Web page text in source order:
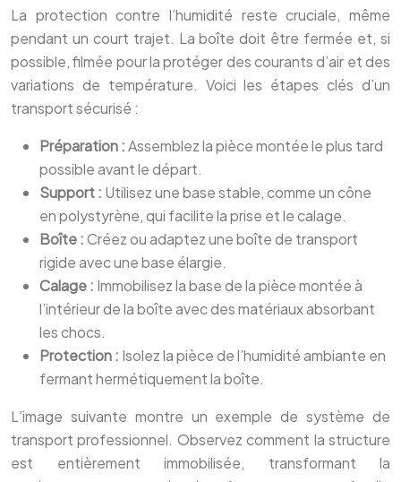
La protection contre l’humidité reste cruciale, même
pendant un court trajet. La boîte doit être fermée et, si
possible, filmée pour la protéger des courants d’air et des
variations de température. Voici les étapes clés d’un
transport sécurisé :
Préparation :Assemblez la pièce montée le plus tard
possible avant le départ.
Support : Utilisez une base stable, comme un cône
en polystyrène, qui facilite la prise et le calage.
Boîte :Créez ou adaptez une boîte de transport
rigide avec une base élargie.
Calage : Immobilisez la base de la pièce montée à
l’intérieur de la boîte avec des matériaux absorbant
les chocs.
Protection : Isolez la pièce de l’humidité ambiante en
fermant hermétiquement la boîte.
L’image suivante montre un exemple de système de
transport professionnel. Observez comment la structure
est entièrement immobilisée, transformant la